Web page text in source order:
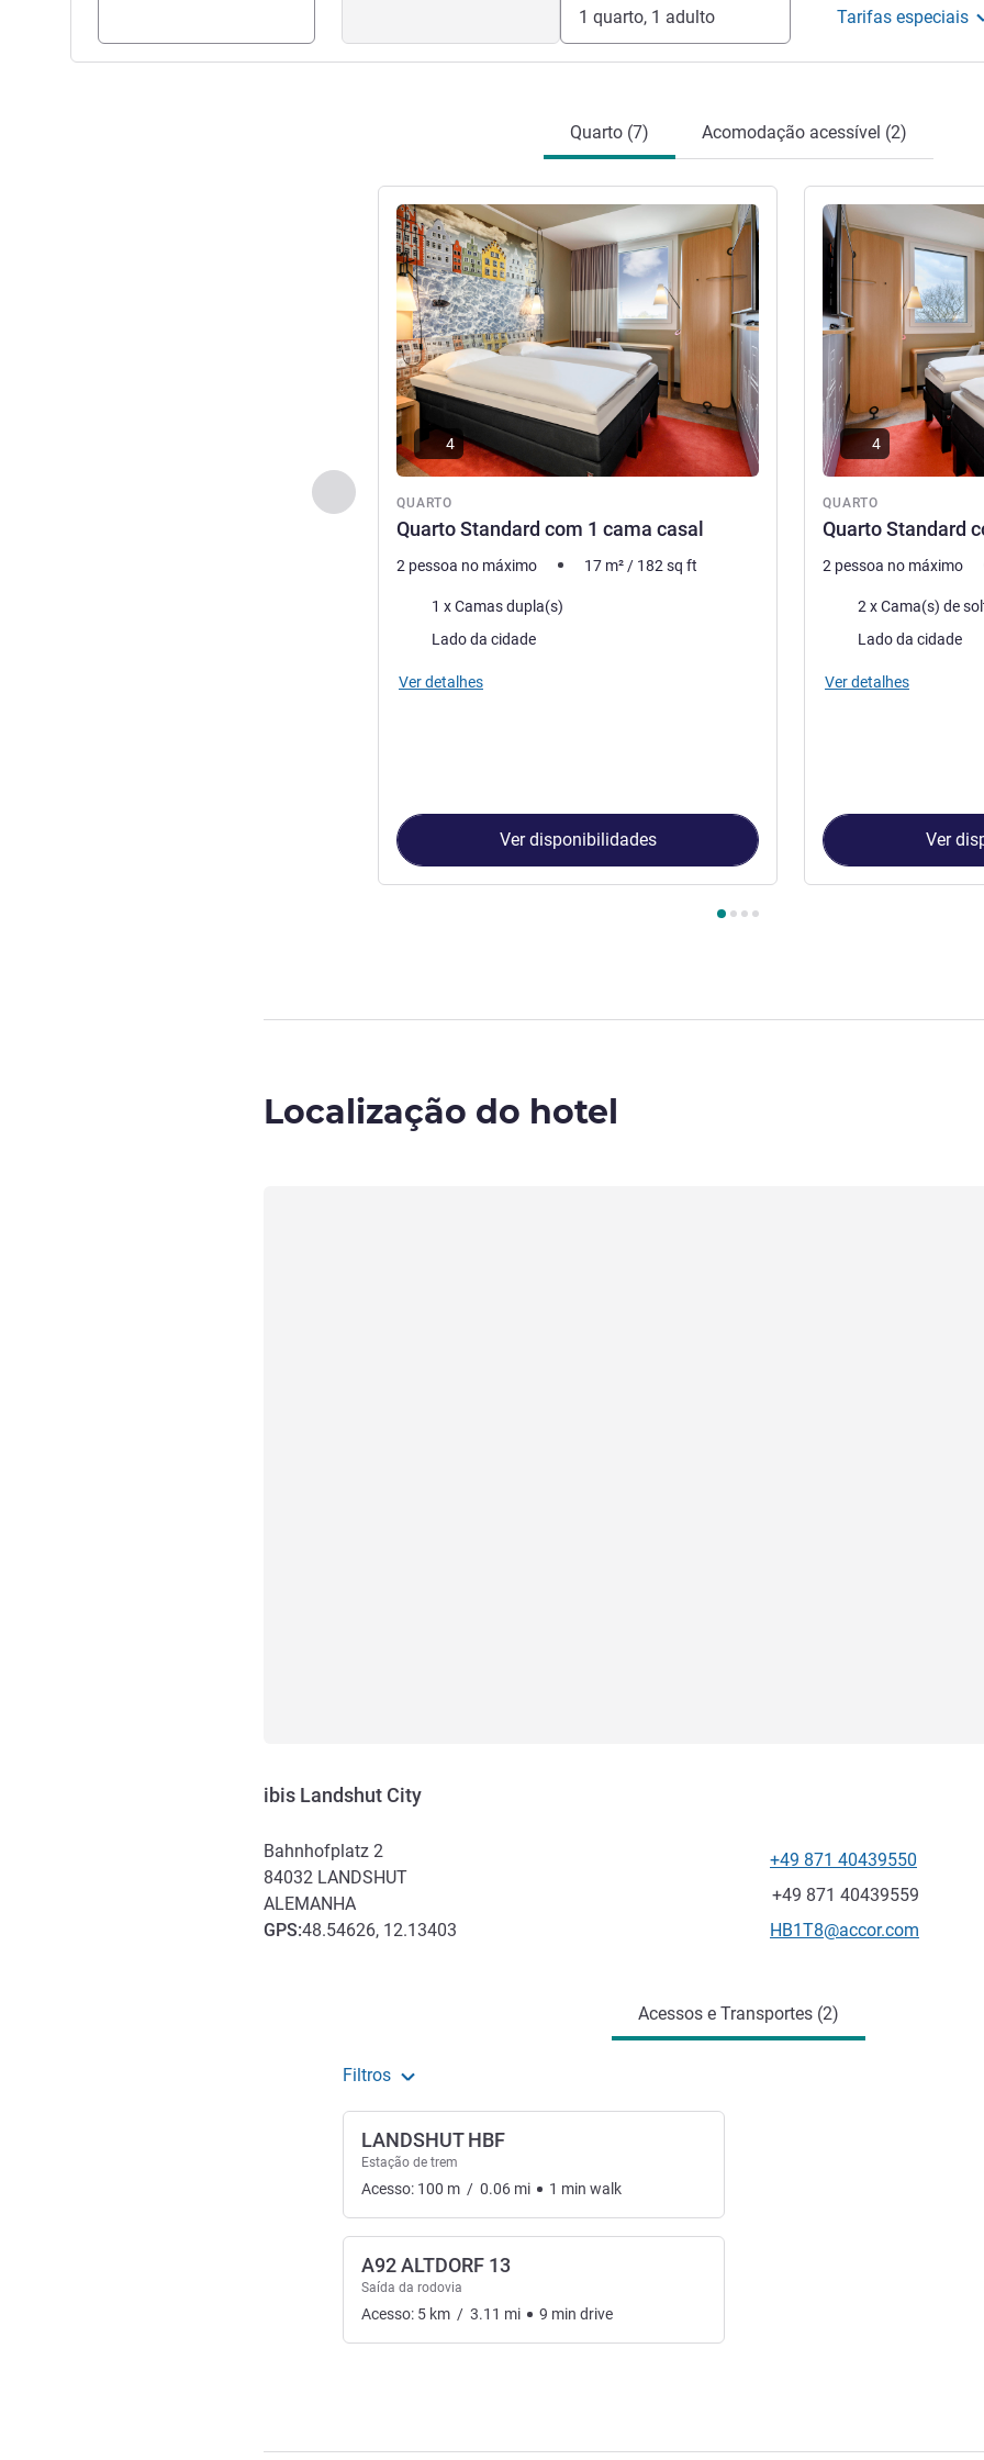
1 quarto, 1 adulto Tarifas especiais
Quarto (7) Acomodação acessível (2)
Anterior - Quarto
QUARTO
Quarto Standard com 1 cama casal
Ver detalhes
4
2 pessoa no máximo 17 m² / 182 sq ft
Cama1 x Camas dupla(s)
Vistas:Lado da cidade
Ver detalhes
Ver disponibilidades
QUARTO
Quarto Standard
Ver detalhes
4
2 pessoa no máximo
Cama2 x Cama(s) de
Vistas:Lado da cidade
Ver detalhes
Ver
Localização do hotel
ibis Landshut City
Bahnhofplatz 2
84032 LANDSHUT
ALEMANHA
GPS:48.54626, 12.13403
Telefone
+49 871 40439550
Fax
+49 871 40439559
E-mail de contacto
HB1T8@accor.com
Acessos e Transportes (2)
Filtros
LANDSHUT HBF
Estação de trem
Acesso: 100 m / 0.06 mi 1 min walk
A92 ALTDORF 13
Saída da rodovia
Acesso: 5 km / 3.11 mi 9 min drive